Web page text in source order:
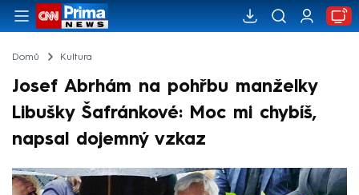
Domů Kultura
Josef Abrhám na pohřbu manželky
Libušky Šafránkové: Moc mi chybíš,
napsal dojemný vzkaz